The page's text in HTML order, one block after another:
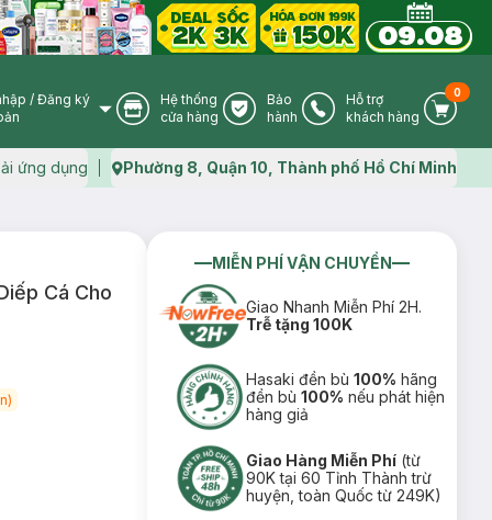
User Icon
/ Đăng ký
Store Icon
Hệ thống
cửa hàng
Warranty Icon
Bảo
hành
Phone Icon
Hỗ trợ
khách hàng
Cart
0
ứng dụng Map icon
Phường 8, Quận 10, Thành phố Hồ Chí Minh
Cá Cho
MIỄN PHÍ VẬN CHUYỂN
Giao Nhanh Miễn Phí 2H.
Trễ tặng 100K
Hasaki đền bù100% hãng
đền bù100% nếu phát hiện
hàng giả
Giao Hàng Miễn Phí (từ
90K tại 60 Tỉnh Thành trừ
huyện, toàn Quốc từ 249K)